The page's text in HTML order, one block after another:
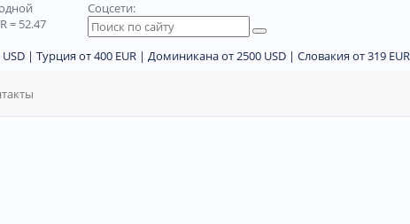
= 52.47
Соцсети:
| Турция от 400 EUR | Доминикана от 2500 USD | Словакия от 319 EUR